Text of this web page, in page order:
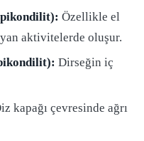
Özellikle el
aktivitelerde oluşur.
Dirseğin iç
kapağı çevresinde ağrı